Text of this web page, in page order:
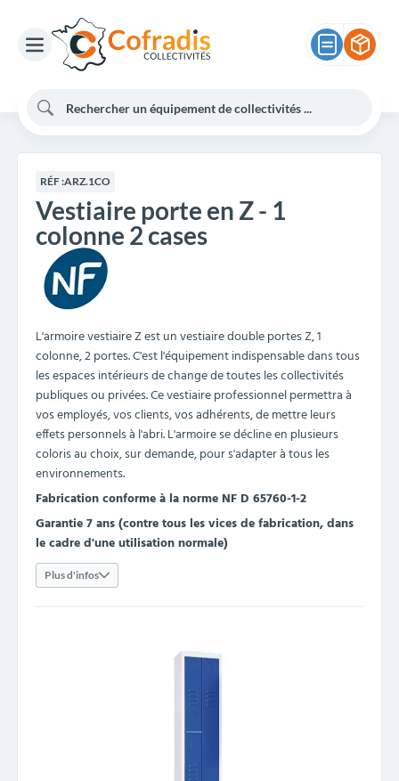
RÉF :ARZ.1CO
Vestiaire porte en Z - 1
colonne 2 cases
L'armoire vestiaire Z est un vestiaire double portes Z, 1
colonne, 2 portes. C'est l'équipement indispensable dans tous
les espaces intérieurs de change de toutes les collectivités
publiques ou privées. Ce vestiaire professionnel permettra à
vos employés, vos clients, vos adhérents, de mettre leurs
effets personnels à l'abri. L'armoire se décline en plusieurs
coloris au choix, sur demande, pour s'adapter à tous les
environnements.
Fabrication conforme à la norme NF D 65760-1-2
Garantie 7 ans (contre tous les vices de fabrication, dans
le cadre d'une utilisation normale)
Plus d'infos